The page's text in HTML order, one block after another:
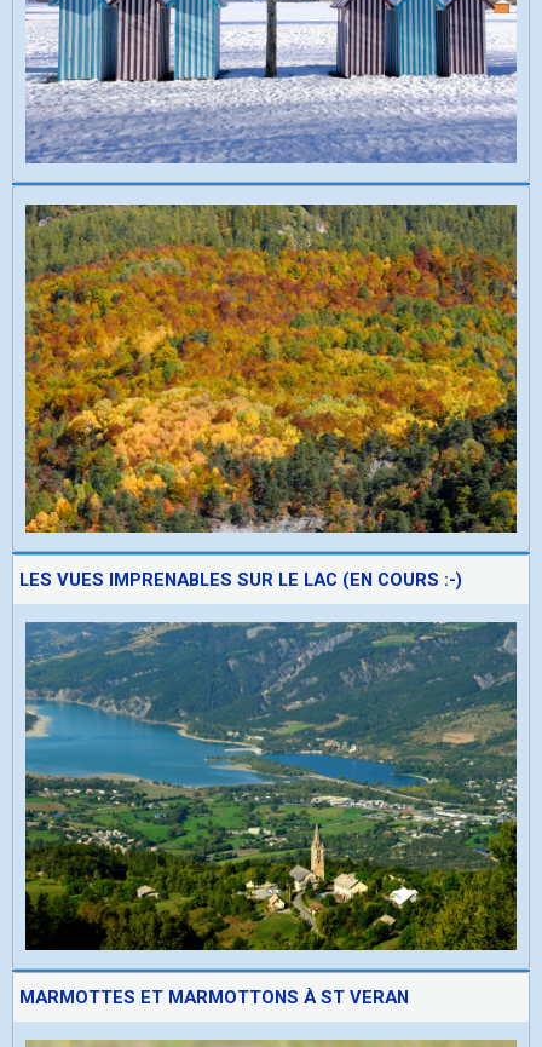
LES VUES IMPRENABLES SUR LE LAC (EN COURS :-)
MARMOTTES ET MARMOTTONS À ST VERAN